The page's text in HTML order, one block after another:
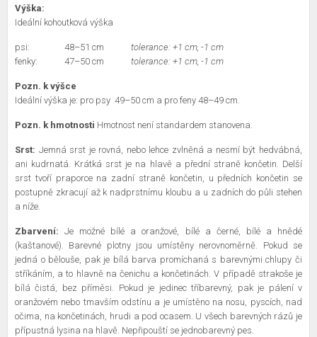
Výška:
Ideální kohoutková výška
psi: 48–51 cm
tolerance: +1 cm, -1 cm
fenky:
47–50 cm tolerance: +1 cm, -1 cm
Pozn. k výšce
Ideální výška je: pro psy 49–50 cm a pro feny 48–49 cm.
Pozn. k hmotnosti Hmotnost není standardem stanovena.
Srst: Jemná srst je rovná, nebo lehce zvlněná a nesmí být hedvábná,
ani kudrnatá. Krátká srst je na hlavě a přední straně končetin. Delší
srst tvoří praporce na zadní straně končetin, u předních končetin se
postupně zkracují až k nadprstnímu kloubu a u zadních do půli stehen
a níže.
Zbarvení:
Je možné bílé a oranžové, bílé a černé, bílé a hnědé
(kaštanové). Barevné plotny jsou umístěny nerovnoměrně. Pokud se
jedná o bělouše, pak je bílá barva promíchaná s barevnými chlupy či
stříkáním, a to hlavně na čenichu a končetinách. V případě strakoše je
bílá čistá, bez příměsi. Pokud je jedinec tříbarevný, pak je pálení v
oranžovém nebo tmavším odstínu a je umístěno na nosu, pyscích, nad
očima, na končetinách, hrudi a pod ocasem. U všech barevných rázů je
přípustná lysina na hlavě. Nepřipouští se jednobarevný pes.